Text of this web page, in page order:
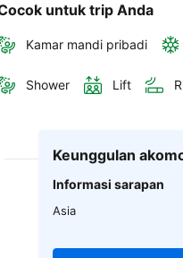
untuk trip Anda
Kamar mandi pribadi
Shower Lift
Keunggulan
Informasi sarapan
Asia